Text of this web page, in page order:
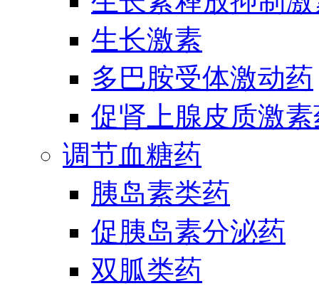
生长激素
多巴胺受体激动药
促肾上腺皮质激
调节血糖药
胰岛素类药
促胰岛素分泌药
双胍类药